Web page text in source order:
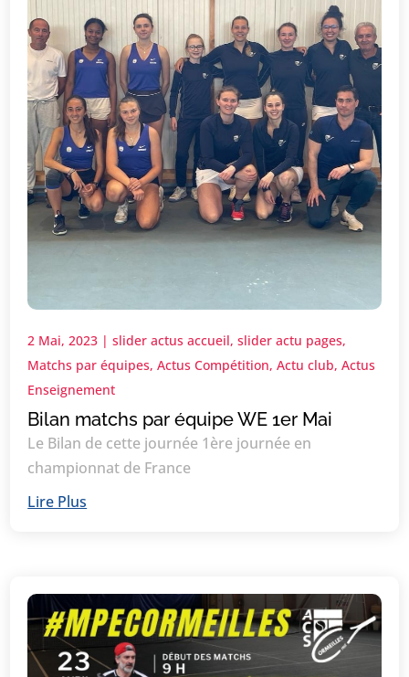
Bilan matchs par équipe WE 1er Mai
2 Mai, 2023 |slider actus accueil,slider actu pages,
Matchs par équipes,Actus Compétition,Actu club,Actus
Enseignement
Le Bilan de cette journée 1ère journée en
championnat de France
Lire Plus